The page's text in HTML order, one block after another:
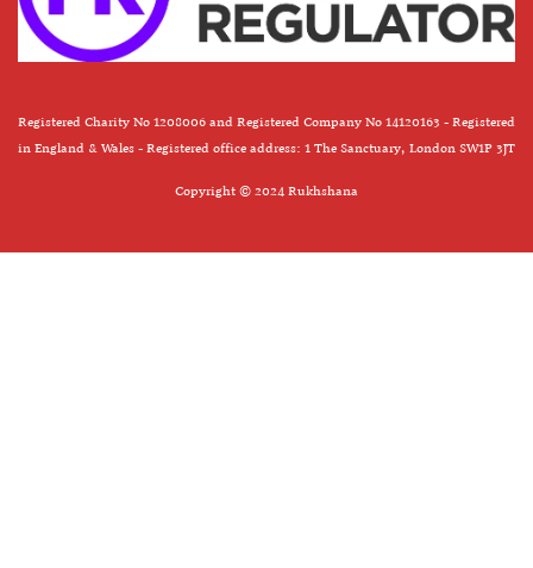
Registered Charity No 1208006 and Registered Company No 14120163 - Registered
in England & Wales - Registered office address: 1 The Sanctuary, London SW1P 3JT
Copyright © 2024 Rukhshana